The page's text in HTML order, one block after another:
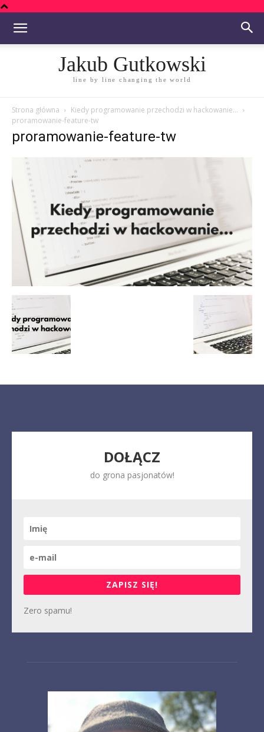
Jakub Gutkowski
line by line changing the world
Strona główna
Kiedy programowanie przechodzi w hackowanie…
proramowanie-feature-tw
proramowanie-feature-tw
DOŁĄCZ
do grona pasjonatów!
ZAPISZ SIĘ!
Zero spamu!